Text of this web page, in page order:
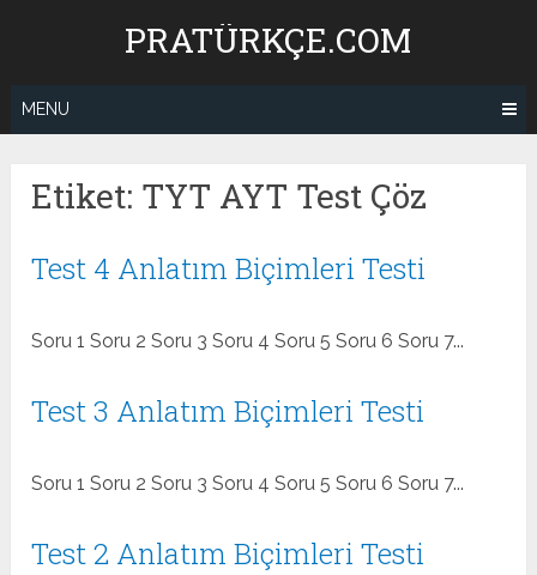
PRATÜRKÇE.COM
MENU
Etiket: TYT AYT Test Çöz
Test 4 Anlatım Biçimleri Testi
Soru 1 Soru 2 Soru 3 Soru 4 Soru 5 Soru 6 Soru 7...
Test 3 Anlatım Biçimleri Testi
Soru 1 Soru 2 Soru 3 Soru 4 Soru 5 Soru 6 Soru 7...
Test 2 Anlatım Biçimleri Testi